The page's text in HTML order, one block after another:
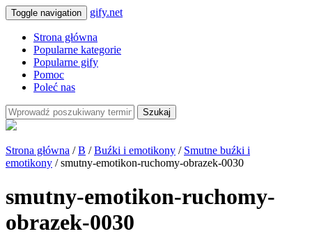
Toggle navigation gify.net
Strona główna
Popularne kategorie
Popularne gify
Pomoc
Poleć nas
Szukaj
Strona główna /B /Buźki i emotikony / Smutne buźki i
emotikony / smutny-emotikon-ruchomy-obrazek-0030
smutny-emotikon-ruchomy-
obrazek-0030